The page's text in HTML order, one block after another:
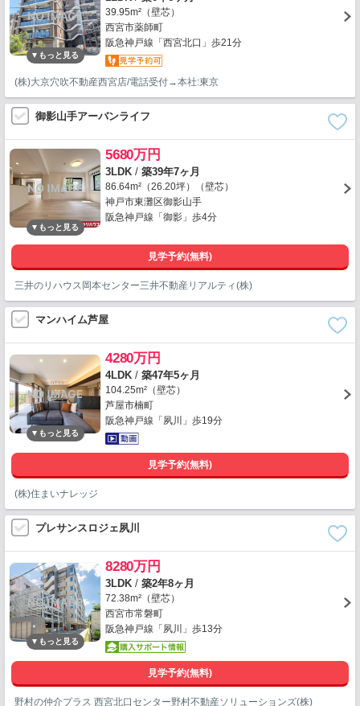
39.95m²（壁芯）
西宮市薬師町
阪急神戸線「西宮北口」歩21分
(株)大京穴吹不動産西宮店/電話受付→本社:東京
御影山手アーバンライフ
5680万円
3LDK / 築39年7ヶ月
86.64m²（26.20坪）（壁芯）
神戸市東灘区御影山手
阪急神戸線「御影」歩4分
見学予約(無料)
三井のリハウス岡本センター三井不動産リアルティ(株)
マンハイム芦屋
4280万円
4LDK / 築47年5ヶ月
104.25m²（壁芯）
芦屋市楠町
阪急神戸線「夙川」歩19分
見学予約(無料)
(株)住まいナレッジ
プレサンスロジェ夙川
8280万円
3LDK / 築2年8ヶ月
72.38m²（壁芯）
西宮市常磐町
阪急神戸線「夙川」歩13分
見学予約(無料)
野村の仲介プラス 西宮北口センター野村不動産ソリューションズ(株)